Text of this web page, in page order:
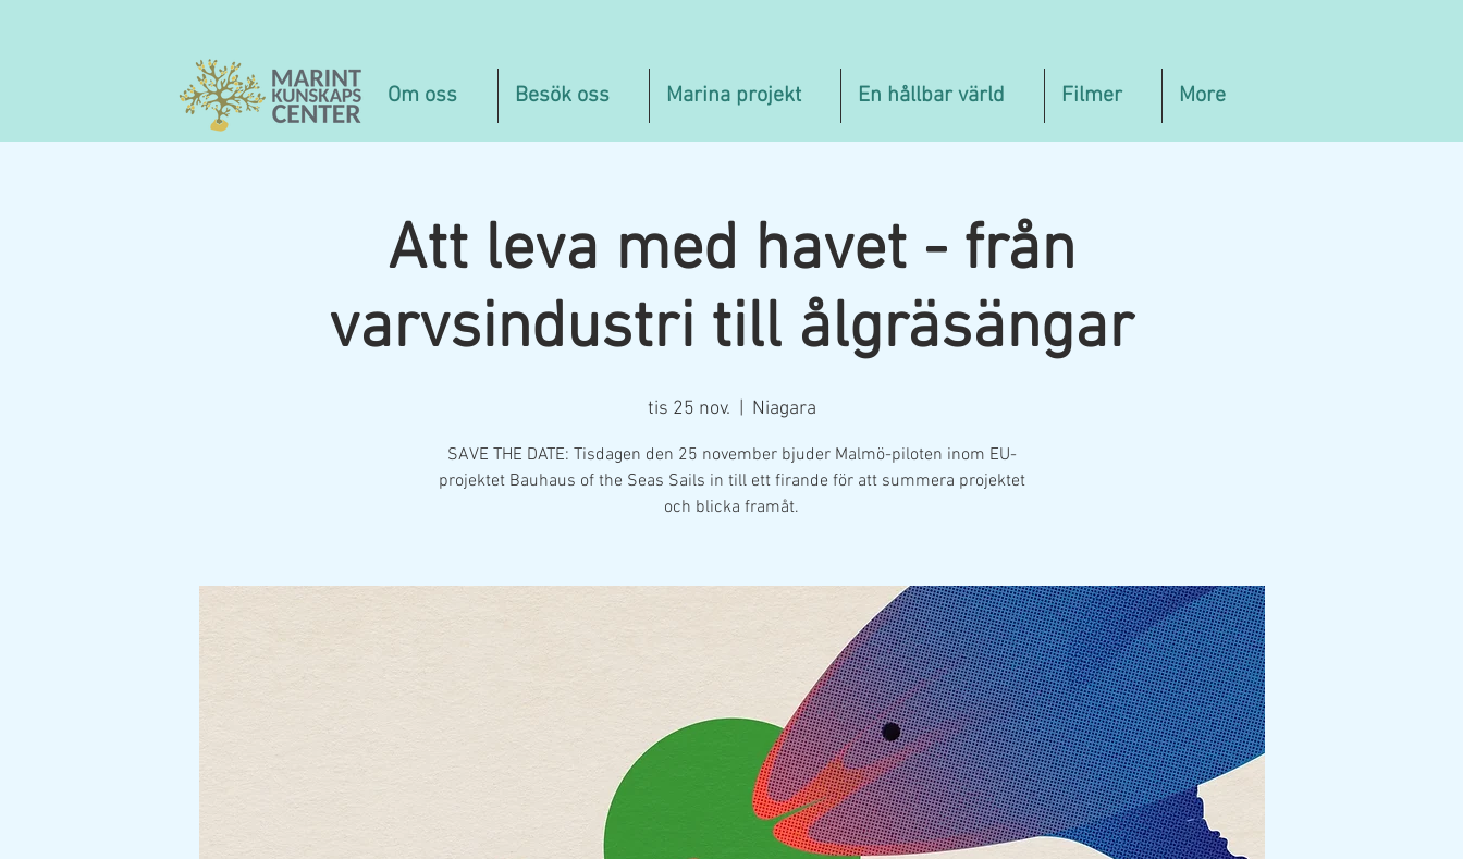
Om oss Besök oss Marina projekt En hållbar värld Filmer More
Att leva med havet - från
varvsindustri till ålgräsängar
tis 25 nov. Niagara
SAVE THE DATE: Tisdagen den 25 november bjuder Malmö-piloten inom EU-
projektet Bauhaus of the Seas Sails in till ett firande för att summera projektet
och blicka framåt.